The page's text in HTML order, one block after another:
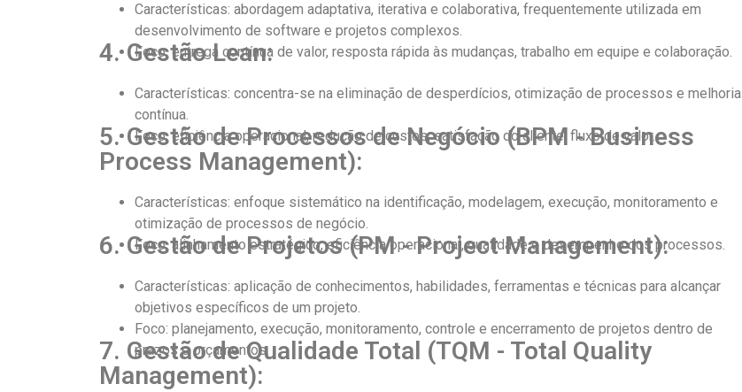
Características: abordagem adaptativa, iterativa e colaborativa, frequentemente utilizada em
desenvolvimento de software e projetos complexos.
Foco: entrega contínua de valor, resposta rápida às mudanças, trabalho em equipe e colaboração.
4. Gestão Lean:
Características: concentra-se na eliminação de desperdícios, otimização de processos e melhoria
contínua.
Foco: eficiência operacional, redução de custos, satisfação do cliente, fluxo de valor.
5. Gestão de Processos de Negócio (BPM - Business
Process Management):
Características: enfoque sistemático na identificação, modelagem, execução, monitoramento e
otimização de processos de negócio.
Foco: alinhamento estratégico, eficiência operacional, qualidade e desempenho dos processos.
6. Gestão de Projetos (PM - Project Management):
Características: aplicação de conhecimentos, habilidades, ferramentas e técnicas para alcançar
objetivos específicos de um projeto.
Foco: planejamento, execução, monitoramento, controle e encerramento de projetos dentro de
prazos e orçamentos.
7. Gestão de Qualidade Total (TQM - Total Quality
Management):